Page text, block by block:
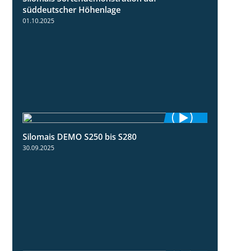
süddeutscher Höhenlage
01.10.2025
Silomais DEMO S250 bis S280
30.09.2025